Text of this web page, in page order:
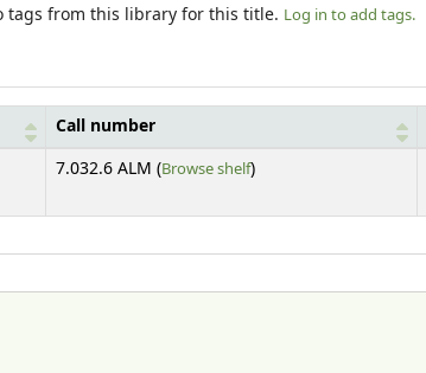
tags from this library for this title. Log in to add tags.
Call number
7.032.6 ALM (Browse shelf(Opens below)
)